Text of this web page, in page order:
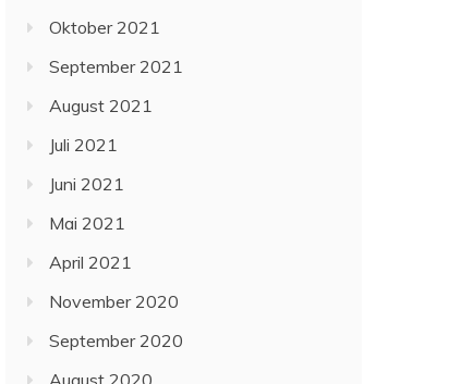
Oktober 2021
September 2021
August 2021
Juli 2021
Juni 2021
Mai 2021
April 2021
November 2020
September 2020
August 2020